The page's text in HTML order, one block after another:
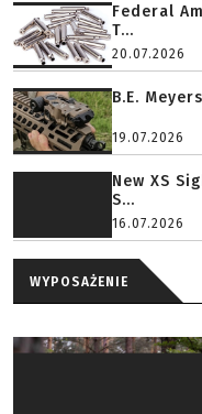
Federal
T...
20.07.2026
B.E.
19.07.2026
New XS
S...
16.07.2026
WYPOSAŻENIE